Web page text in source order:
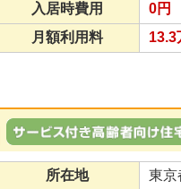
入居時費用
0円
月額利用料
13.3
所在地 東京